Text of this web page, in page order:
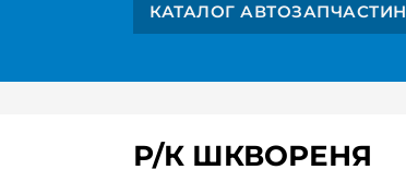
КАТАЛОГ АВТОЗАПЧАСТИН
Р/К ШКВОРЕНЯ